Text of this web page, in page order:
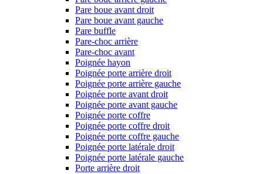
Pare boue avant droit
Pare boue avant gauche
Pare buffle
Pare-choc arrière
Pare-choc avant
Poignée hayon
Poignée porte arrière droit
Poignée porte arrière gauche
Poignée porte avant droit
Poignée porte avant gauche
Poignée porte coffre
Poignée porte coffre droit
Poignée porte coffre gauche
Poignée porte latérale droit
Poignée porte latérale gauche
Porte arrière droit